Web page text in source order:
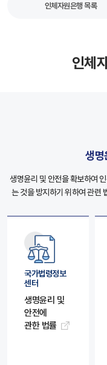
인체자원은행 목록
인체
생명
생명윤리 및 안전을 확보하여
는 것을방지하기 위하여 관련
국가법령정보
센터
생명윤리 및
안전에
관한 법률